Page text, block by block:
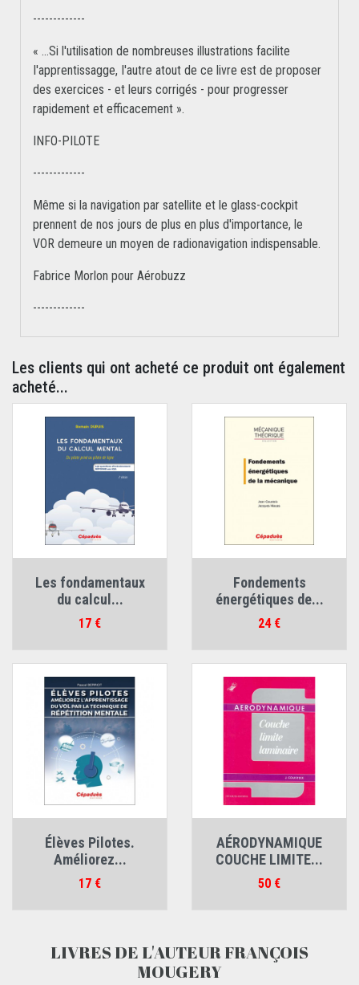
-------------
« …Si l'utilisation de nombreuses illustrations facilite
I'apprentissagge, I'autre atout de ce livre est de proposer
des exercices - et leurs corrigés - pour progresser
rapidement et efficacement ».
INFO-PILOTE
-------------
Même si la navigation par satellite et le glass-cockpit
prennent de nos jours de plus en plus d'importance, le
VOR demeure un moyen de radionavigation indispensable.
Fabrice Morlon pour Aérobuzz
-------------
Les clients qui ont acheté ce produit ont également
acheté...
Les fondamentaux
du calcul...
Prix
17 €
Fondements
énergétiques de...
Prix
24 €
Élèves Pilotes.
Améliorez...
Prix
17 €
AÉRODYNAMIQUE
COUCHE LIMITE...
Prix
50 €
LIVRES DE L'AUTEUR FRANÇOIS
MOUGERY